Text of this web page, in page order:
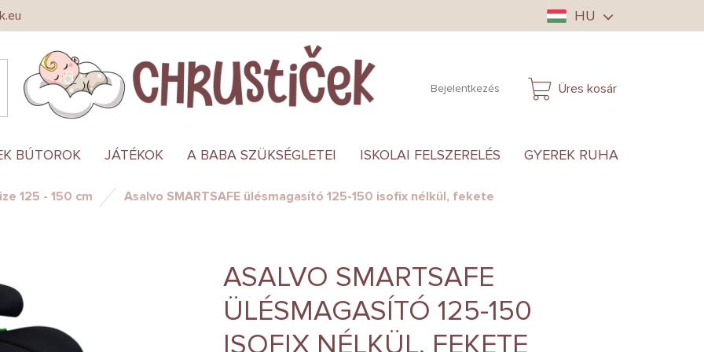
HU
Bejelentkezés
KOSÁR
Üres kosár
BÚTOROK JÁTÉKOK A BABA SZÜKSÉGLETEI ISKOLAI FELSZERELÉS GYEREK RUHA
125 - 150 cm Asalvo SMARTSAFE ülésmagasító 125-150 isofix nélkül, fekete
ASALVO SMARTSAFE
ÜLÉSMAGASÍTÓ 125-150
ISOFIX NÉLKÜL, FEKETE